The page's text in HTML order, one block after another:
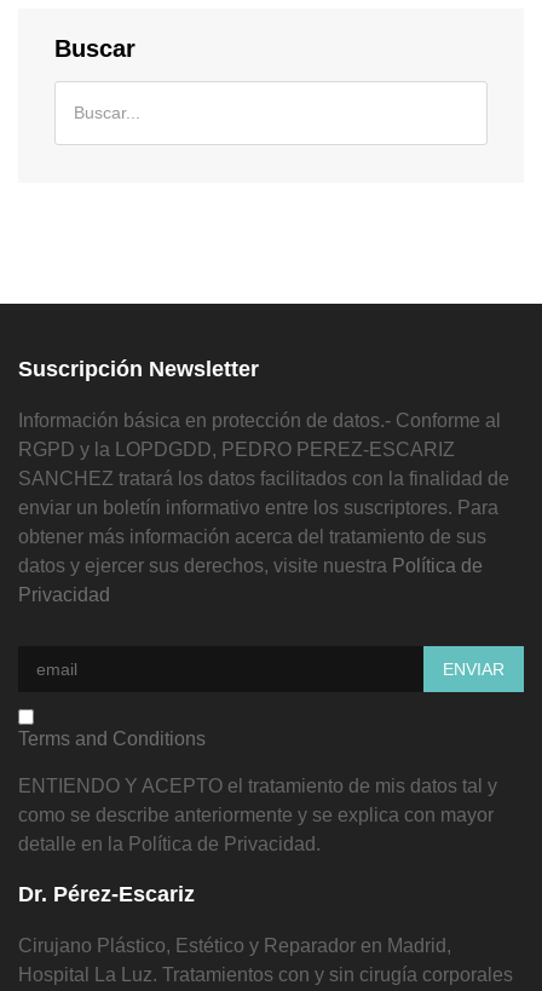
Buscar
Suscripción Newsletter
Información básica en protección de datos.- Conforme al
RGPD y la LOPDGDD, PEDRO PEREZ-ESCARIZ
SANCHEZ tratará los datos facilitados con la finalidad de
enviar un boletín informativo entre los suscriptores. Para
obtener más información acerca del tratamiento de sus
datos y ejercer sus derechos, visite nuestra Política de
Privacidad
Terms and Conditions
ENTIENDO Y ACEPTO el tratamiento de mis datos tal y
como se describe anteriormente y se explica con mayor
detalle en la Política de Privacidad.
Dr. Pérez-Escariz
Cirujano Plástico, Estético y Reparador en Madrid,
Hospital La Luz. Tratamientos con y sin cirugía corporales